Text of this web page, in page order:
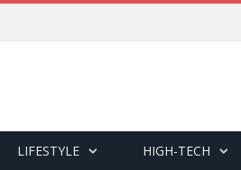
LIFESTYLE HIGH-TECH